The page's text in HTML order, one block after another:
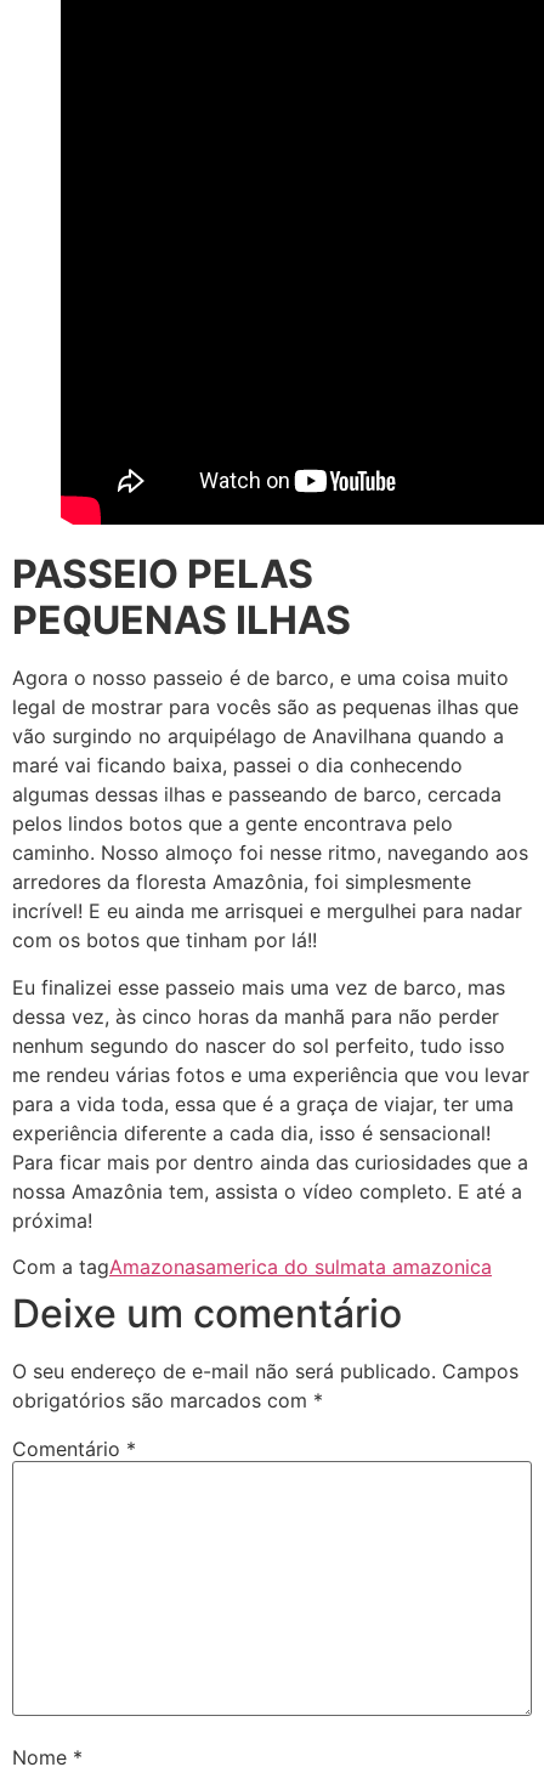
PASSEIO PELAS
PEQUENAS ILHAS
Agora o nosso passeio é de barco, e uma coisa muito
legal de mostrar para vocês são as pequenas ilhas que
vão surgindo no arquipélago de Anavilhana quando a
maré vai ficando baixa, passei o dia conhecendo
algumas dessas ilhas e passeando de barco, cercada
pelos lindos botos que a gente encontrava pelo
caminho. Nosso almoço foi nesse ritmo, navegando aos
arredores da floresta Amazônia, foi simplesmente
incrível! E eu ainda me arrisquei e mergulhei para nadar
com os botos que tinham por lá!!
Eu finalizei esse passeio mais uma vez de barco, mas
dessa vez, às cinco horas da manhã para não perder
nenhum segundo do nascer do sol perfeito, tudo isso
me rendeu várias fotos e uma experiência que vou levar
para a vida toda, essa que é a graça de viajar, ter uma
experiência diferente a cada dia, isso é sensacional!
Para ficar mais por dentro ainda das curiosidades que a
nossa Amazônia tem, assista o vídeo completo. E até a
próxima!
Com a tagAmazonasamerica do sulmata amazonica
Deixe um comentário
O seu endereço de e-mail não será publicado. Campos
obrigatórios são marcados com *
Comentário *
Nome *